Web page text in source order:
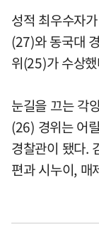
성적 최우수자
(27)와 동국대
위(25)가 수상
눈길을 끄는 각
(26) 경위는 어
경찰관이 됐다.
편과 시누이, 매